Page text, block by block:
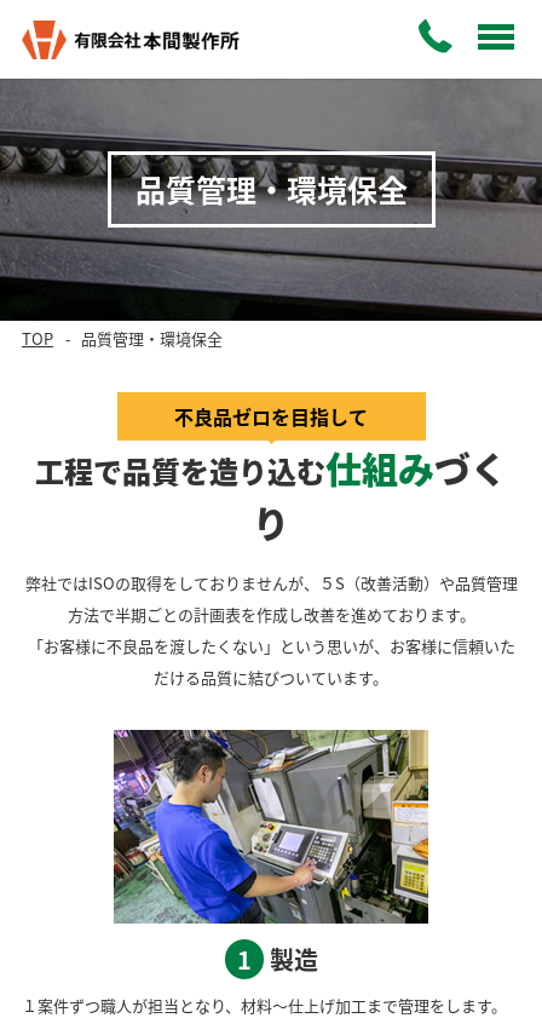
品質管理・環境保全
TOP 品質管理・環境保全
不良品ゼロを目指して
工程で品質を造り込む仕組みづく
り
弊社ではISOの取得をしておりませんが、５S（改善活動）や品質管理
方法で半期ごとの計画表を作成し改善を進めております。
「お客様に不良品を渡したくない」という思いが、お客様に信頼いた
だける品質に結びついています。
1 製造
１案件ずつ職人が担当となり、材料～仕上げ加工まで管理をします。